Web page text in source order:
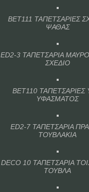
BET111 ΤΑΠΕΤΣΑΡΙΕΣ
ΨΑΘΑΣ
ED2-3 ΤΑΠΕΤΣΑΡΙΑ
ΣΧΕΔΙΟ
BET110
ΥΦΑΣΜΑΤΟΣ
ED2-7 ΤΑΠΕΤΣΑΡΙΑ
ΤΟΥΒΛΑΚΙΑ
DECO 10 ΤΑΠΕΤΣΑΡΙΑ
ΤΟΥΒΛΑ